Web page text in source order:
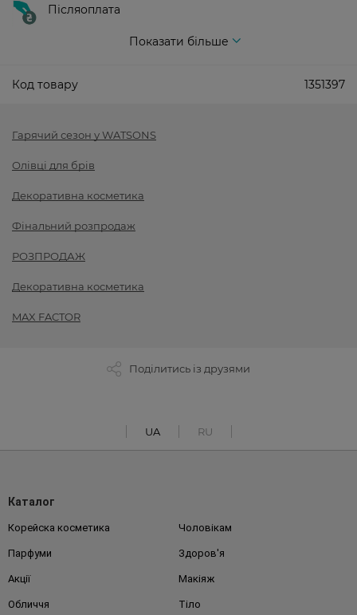
Післяоплата
Показати більше
Код товару 1351397
Гарячий сезон у WATSONS
Олівці для брів
Декоративна косметика
Фінальний розпродаж
РОЗПРОДАЖ
Декоративна косметика
MAX FACTOR
Поділитись із друзями
UA RU
Каталог
Корейска косметика Чоловікам
Парфуми Здоров'я
Акції Макіяж
Обличчя Тіло